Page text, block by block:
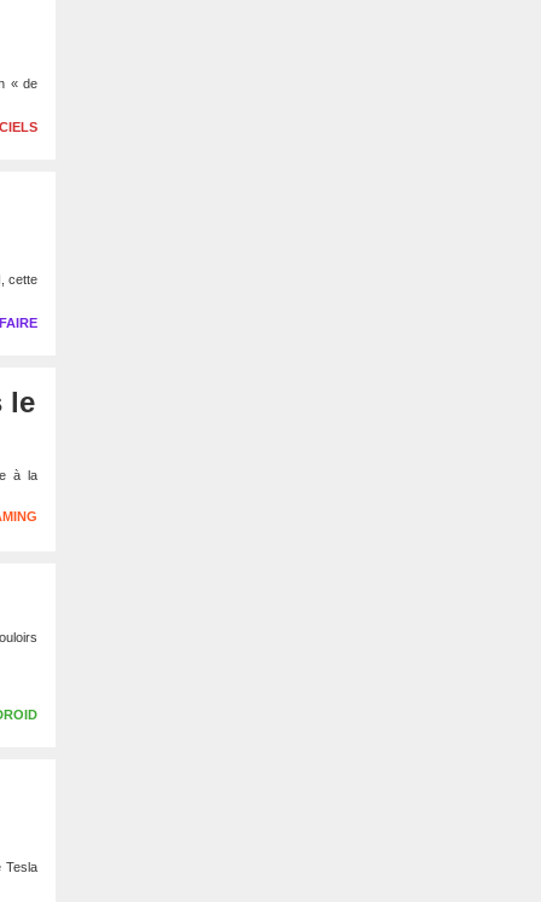
« de
cette
le
à la
Tesla